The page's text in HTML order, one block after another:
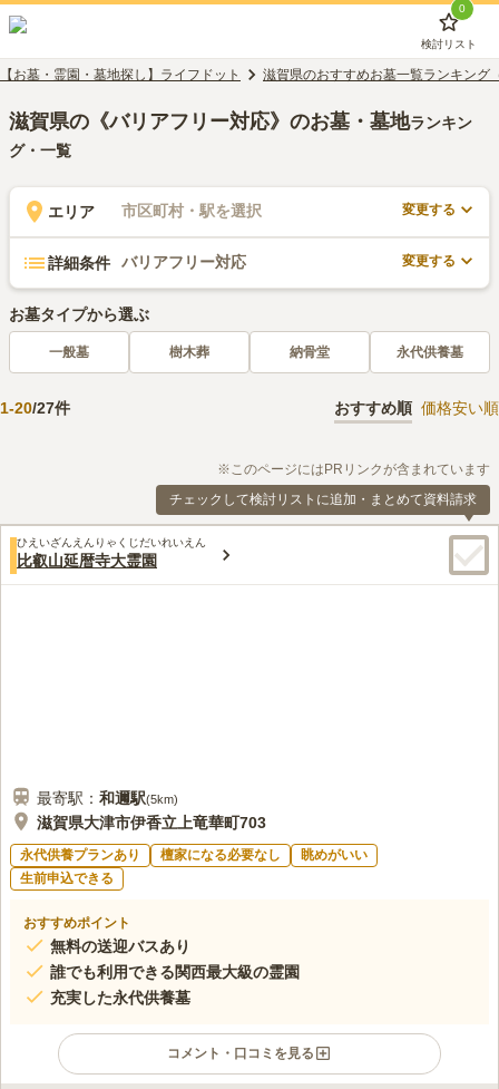
0
検討リスト
【お墓・霊園・墓地探し】ライフドット 滋賀県のおすすめお墓一覧ランキング
滋賀県の《バリアフリー対応》のお墓・墓地ランキン
グ・一覧
エリア 市区町村・駅を選択 変更する
詳細条件 バリアフリー対応 変更する
お墓タイプから選ぶ
一般墓 樹木葬 納骨堂 永代供養墓
1-20/27件 おすすめ順 価格安い順
※このページにはPRリンクが含まれています
チェックして検討リストに追加・まとめて資料請求
ひえいざんえんりゃくじだいれいえん
比叡山延暦寺大霊園
最寄駅： 和邇駅(5km)
滋賀県大津市伊香立上竜華町703
永代供養プランあり 檀家になる必要なし
眺めがいい
生前申込できる
おすすめポイント
無料の送迎バスあり
誰でも利用できる関西最大級の霊園
充実した永代供養墓
コメント・口コミを見る